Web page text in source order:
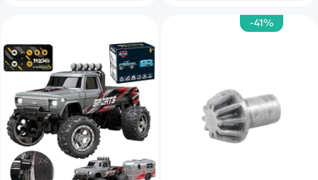
подвеске, у него горят фары.
-41%